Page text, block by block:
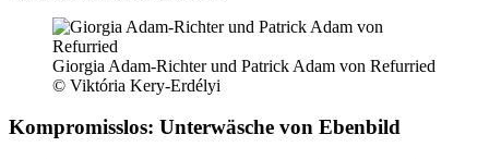
Giorgia Adam-Richter und Patrick Adam von Refurried
© Viktória Kery-Erdélyi
Kompromisslos: Unterwäsche von Ebenbild